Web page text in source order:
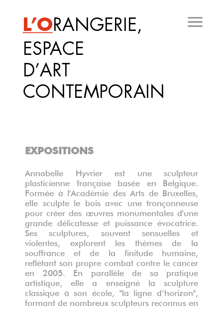
principal
EXPOSITIONS
Annabelle Hyvrier est une sculpteur
plasticienne française basée en Belgique.
Formée à l'Académie des Arts de Bruxelles,
elle sculpte le bois avec une tronçonneuse
pour créer des œuvres monumentales d'une
grande délicatesse et puissance évocatrice.
Ses sculptures, souvent sensuelles et
violentes, explorent les thèmes de la
souffrance et de la finitude humaine,
reflétant son propre combat contre le cancer
en 2005. En parallèle de sa pratique
artistique, elle a enseigné la sculpture
classique à son école, "la ligne d’horizon",
formant de nombreux sculpteurs reconnus en